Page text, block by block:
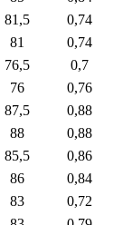
81,5
0,74
81
0,74
76,5
0,7
76
0,76
87,5
0,88
88
0,88
85,5
0,86
86
0,84
83
0,72